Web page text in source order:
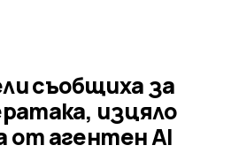
съобщиха за
изцяло
агентен AI